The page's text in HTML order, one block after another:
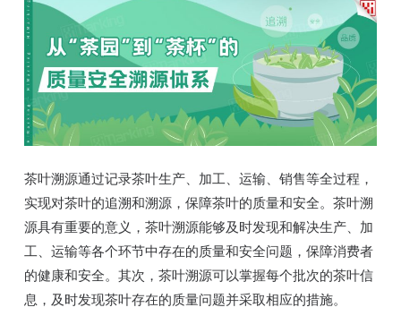
茶叶溯源通过记录茶叶生产、加工、运输、销售等全过程，
实现对茶叶的追溯和溯源，保障茶叶的质量和安全。茶叶溯
源具有重要的意义，茶叶溯源能够及时发现和解决生产、加
工、运输等各个环节中存在的质量和安全问题，保障消费者
的健康和安全。其次，茶叶溯源可以掌握每个批次的茶叶信
息，及时发现茶叶存在的质量问题并采取相应的措施。